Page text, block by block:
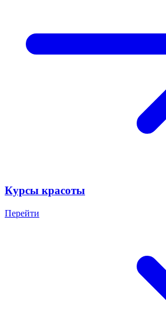
Курсы красоты
Перейти